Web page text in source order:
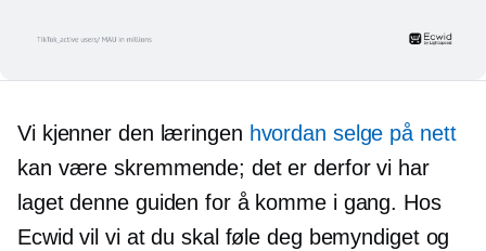
Vi kjenner den læringen hvordan selge på nett
kan være skremmende; det er derfor vi har
laget denne guiden for å komme i gang. Hos
Ecwid vil vi at du skal føle deg bemyndiget og